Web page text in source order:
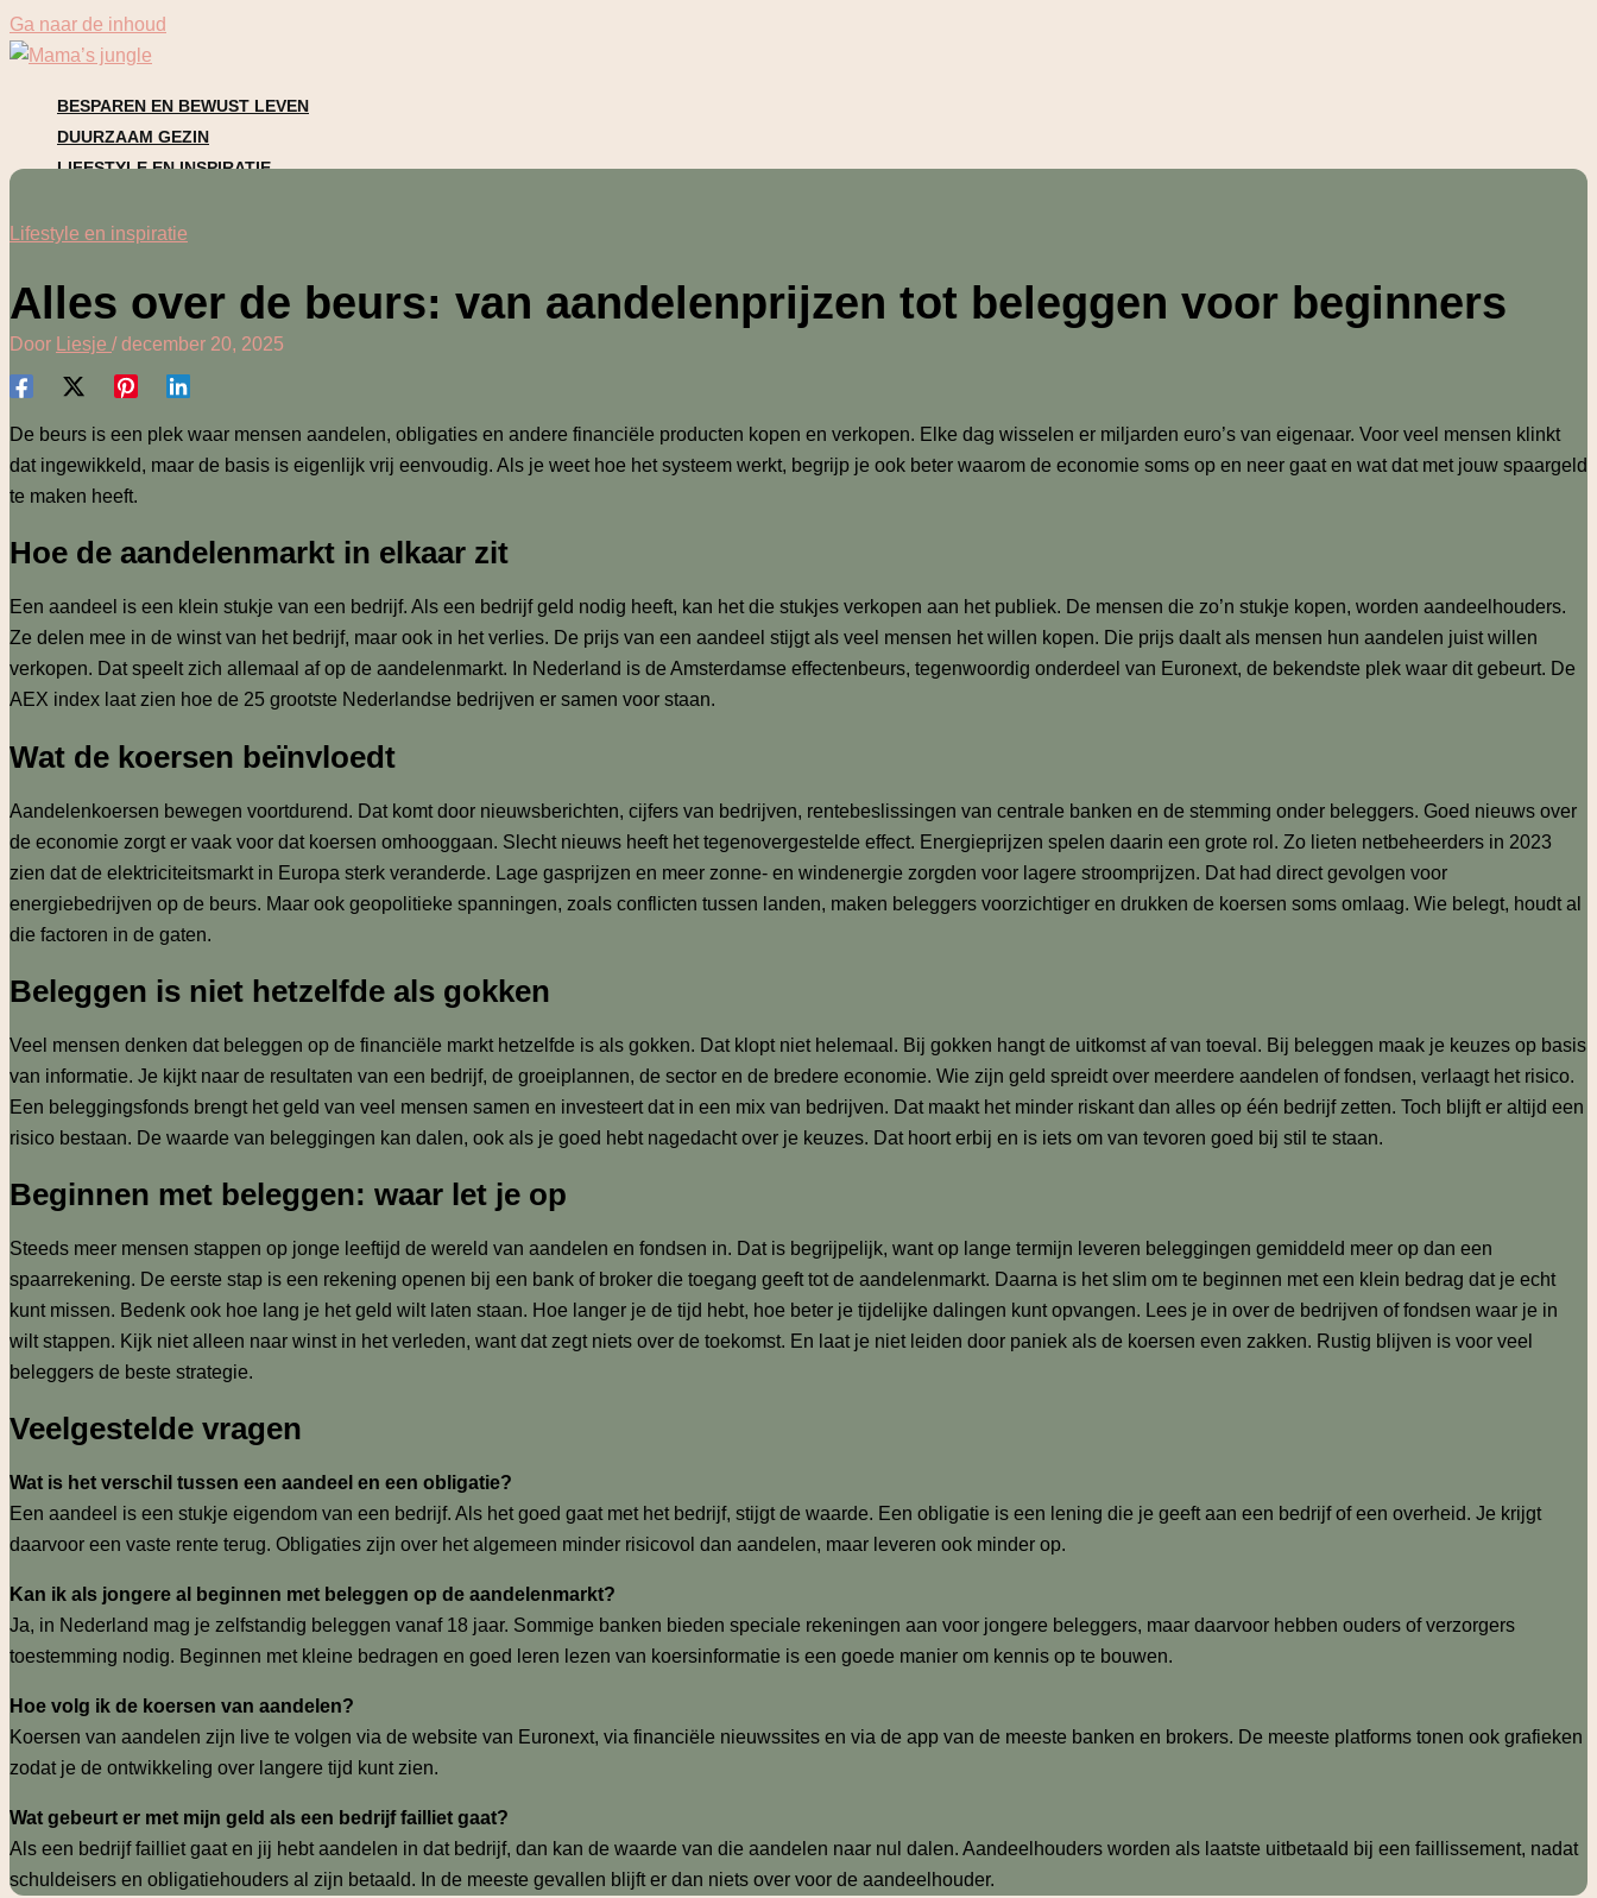
Ga naar de inhoud
BESPAREN EN BEWUST LEVEN
DUURZAAM GEZIN
LIFESTYLE EN INSPIRATIE
MOEDERSCHAP
Lifestyle en inspiratie
Alles over de beurs: van aandelenprijzen tot beleggen voor beginners
Door Liesje /december 20, 2025
De beurs is een plek waar mensen aandelen, obligaties en andere financiële producten kopen en verkopen. Elke dag wisselen er miljarden euro’s van eigenaar. Voor veel mensen klinkt
dat ingewikkeld, maar de basis is eigenlijk vrij eenvoudig. Als je weet hoe het systeem werkt, begrijp je ook beter waarom de economie soms op en neer gaat en wat dat met jouw spaargeld
te maken heeft.
Hoe de aandelenmarkt in elkaar zit
Een aandeel is een klein stukje van een bedrijf. Als een bedrijf geld nodig heeft, kan het die stukjes verkopen aan het publiek. De mensen die zo’n stukje kopen, worden aandeelhouders.
Ze delen mee in de winst van het bedrijf, maar ook in het verlies. De prijs van een aandeel stijgt als veel mensen het willen kopen. Die prijs daalt als mensen hun aandelen juist willen
verkopen. Dat speelt zich allemaal af op de aandelenmarkt. In Nederland is de Amsterdamse effectenbeurs, tegenwoordig onderdeel van Euronext, de bekendste plek waar dit gebeurt. De
AEX index laat zien hoe de 25 grootste Nederlandse bedrijven er samen voor staan.
Wat de koersen beïnvloedt
Aandelenkoersen bewegen voortdurend. Dat komt door nieuwsberichten, cijfers van bedrijven, rentebeslissingen van centrale banken en de stemming onder beleggers. Goed nieuws over
de economie zorgt er vaak voor dat koersen omhooggaan. Slecht nieuws heeft het tegenovergestelde effect. Energieprijzen spelen daarin een grote rol. Zo lieten netbeheerders in 2023
zien dat de elektriciteitsmarkt in Europa sterk veranderde. Lage gasprijzen en meer zonne- en windenergie zorgden voor lagere stroomprijzen. Dat had direct gevolgen voor
energiebedrijven op de beurs. Maar ook geopolitieke spanningen, zoals conflicten tussen landen, maken beleggers voorzichtiger en drukken de koersen soms omlaag. Wie belegt, houdt al
die factoren in de gaten.
Beleggen is niet hetzelfde als gokken
Veel mensen denken dat beleggen op de financiële markt hetzelfde is als gokken. Dat klopt niet helemaal. Bij gokken hangt de uitkomst af van toeval. Bij beleggen maak je keuzes op basis
van informatie. Je kijkt naar de resultaten van een bedrijf, de groeiplannen, de sector en de bredere economie. Wie zijn geld spreidt over meerdere aandelen of fondsen, verlaagt het risico.
Een beleggingsfonds brengt het geld van veel mensen samen en investeert dat in een mix van bedrijven. Dat maakt het minder riskant dan alles op één bedrijf zetten. Toch blijft er altijd een
risico bestaan. De waarde van beleggingen kan dalen, ook als je goed hebt nagedacht over je keuzes. Dat hoort erbij en is iets om van tevoren goed bij stil te staan.
Beginnen met beleggen: waar let je op
Steeds meer mensen stappen op jonge leeftijd de wereld van aandelen en fondsen in. Dat is begrijpelijk, want op lange termijn leveren beleggingen gemiddeld meer op dan een
spaarrekening. De eerste stap is een rekening openen bij een bank of broker die toegang geeft tot de aandelenmarkt. Daarna is het slim om te beginnen met een klein bedrag dat je echt
kunt missen. Bedenk ook hoe lang je het geld wilt laten staan. Hoe langer je de tijd hebt, hoe beter je tijdelijke dalingen kunt opvangen. Lees je in over de bedrijven of fondsen waar je in
wilt stappen. Kijk niet alleen naar winst in het verleden, want dat zegt niets over de toekomst. En laat je niet leiden door paniek als de koersen even zakken. Rustig blijven is voor veel
beleggers de beste strategie.
Veelgestelde vragen
Wat is het verschil tussen een aandeel en een obligatie?
Een aandeel is een stukje eigendom van een bedrijf. Als het goed gaat met het bedrijf, stijgt de waarde. Een obligatie is een lening die je geeft aan een bedrijf of een overheid. Je krijgt
daarvoor een vaste rente terug. Obligaties zijn over het algemeen minder risicovol dan aandelen, maar leveren ook minder op.
Kan ik als jongere al beginnen met beleggen op de aandelenmarkt?
Ja, in Nederland mag je zelfstandig beleggen vanaf 18 jaar. Sommige banken bieden speciale rekeningen aan voor jongere beleggers, maar daarvoor hebben ouders of verzorgers
toestemming nodig. Beginnen met kleine bedragen en goed leren lezen van koersinformatie is een goede manier om kennis op te bouwen.
Hoe volg ik de koersen van aandelen?
Koersen van aandelen zijn live te volgen via de website van Euronext, via financiële nieuwssites en via de app van de meeste banken en brokers. De meeste platforms tonen ook grafieken
zodat je de ontwikkeling over langere tijd kunt zien.
Wat gebeurt er met mijn geld als een bedrijf failliet gaat?
Als een bedrijf failliet gaat en jij hebt aandelen in dat bedrijf, dan kan de waarde van die aandelen naar nul dalen. Aandeelhouders worden als laatste uitbetaald bij een faillissement, nadat
schuldeisers en obligatiehouders al zijn betaald. In de meeste gevallen blijft er dan niets over voor de aandeelhouder.